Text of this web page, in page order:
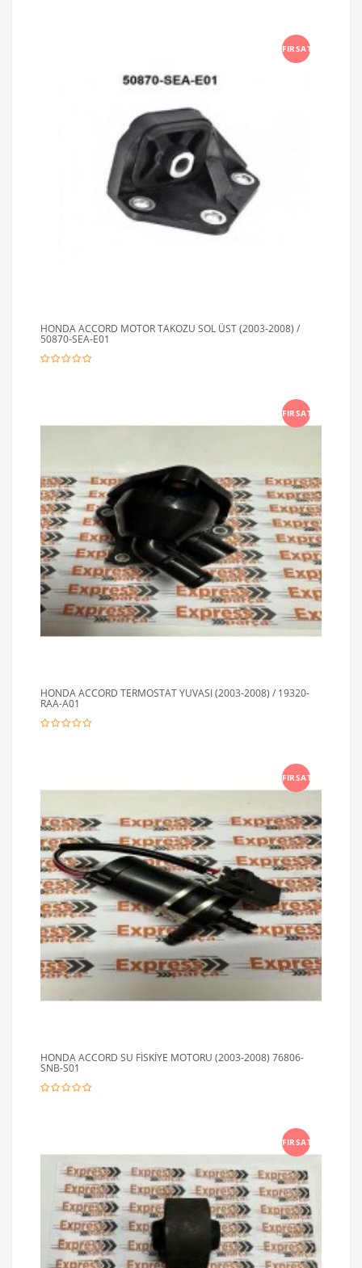
FIRSAT
HONDA ACCORD MOTOR TAKOZU SOL ÜST (2003-2008) /
50870-SEA-E01
FIRSAT
HONDA ACCORD TERMOSTAT YUVASI (2003-2008) / 19320-
RAA-A01
FIRSAT
HONDA ACCORD SU FİSKİYE MOTORU (2003-2008) 76806-
SNB-S01
FIRSAT